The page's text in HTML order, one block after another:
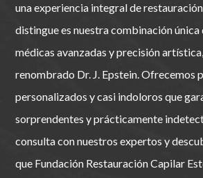
una experiencia integral de
distingue es nuestra combinación única
médicas avanzadas y precisión
renombrado Dr. J. Epstein. Ofrecemos
personalizados y casi indoloros que
sorprendentes y prácticamente
consulta con nuestros expertos y
que Fundación Restauración Capilar